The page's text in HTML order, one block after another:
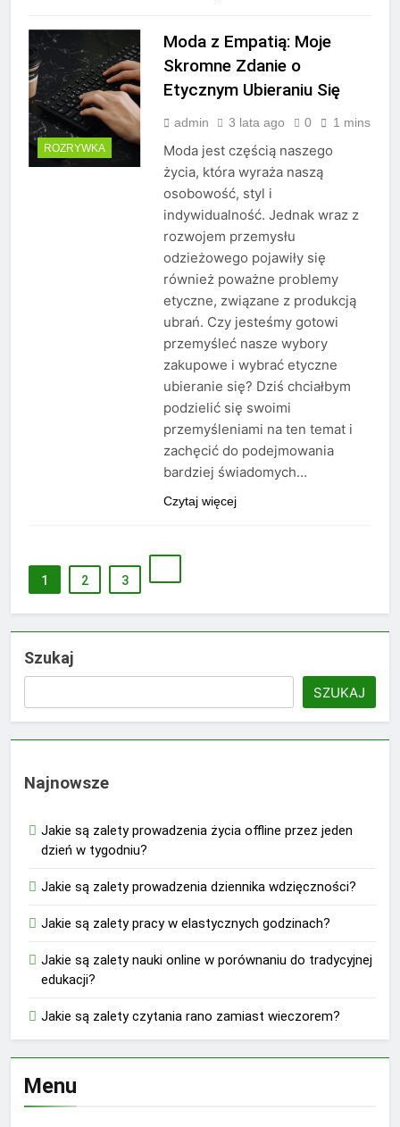
ROZRYWKA
Moda z Empatią: Moje
Skromne Zdanie o
Etycznym Ubieraniu Się
admin 3 lata ago 0 1 mins
Moda jest częścią naszego
życia, która wyraża naszą
osobowość, styl i
indywidualność. Jednak wraz z
rozwojem przemysłu
odzieżowego pojawiły się
również poważne problemy
etyczne, związane z produkcją
ubrań. Czy jesteśmy gotowi
przemyśleć nasze wybory
zakupowe i wybrać etyczne
ubieranie się? Dziś chciałbym
podzielić się swoimi
przemyśleniami na ten temat i
zachęcić do podejmowania
bardziej świadomych…
Czytaj więcej
1 2 3
Szukaj
SZUKAJ
Najnowsze
Jakie są zalety prowadzenia życia offline przez jeden
dzień w tygodniu?
Jakie są zalety prowadzenia dziennika wdzięczności?
Jakie są zalety pracy w elastycznych godzinach?
Jakie są zalety nauki online w porównaniu do tradycyjnej
edukacji?
Jakie są zalety czytania rano zamiast wieczorem?
Menu